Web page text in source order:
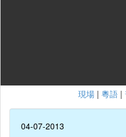
現場 | 粵語 |
04-07-2013